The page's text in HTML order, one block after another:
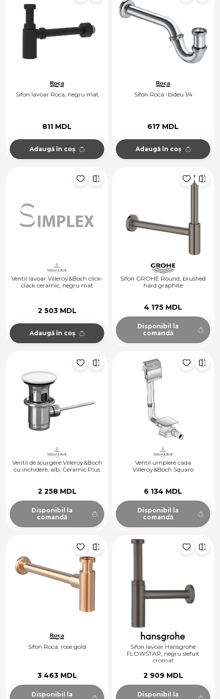
Sifon lavoar Roca, negru mat
811 MDL
Adaugă în coș
Sifon Roca -bideu 1/4
617 MDL
Adaugă în coș
Ventil lavoar Villeroy&Boch click-
clack ceramic, negru mat
2 503 MDL
Adaugă în coș
Sifon GROHE Round, brushed
hard graphite
4 175 MDL
Disponibil la
comandă
Ventil de scurgere Villeroy&Boch
cu inchidere, alb, Ceramic Plus
2 258 MDL
Disponibil la
comandă
Ventil umplere cada
Villeroy&Boch Squaro
6 134 MDL
Disponibil la
comandă
Sifon Roca, rose gold
3 463 MDL
Disponibil la
Sifon lavoar Hansgrohe
FLOWSTAR, negru slefuit
cromat
2 909 MDL
Disponibil la